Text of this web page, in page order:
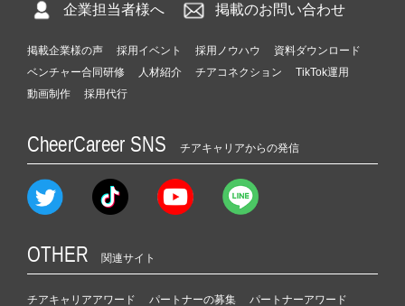
企業担当者様へ 掲載のお問い合わせ
掲載企業様の声 採用イベント 採用ノウハウ
資料ダウンロード
ベンチャー合同研修
人材紹介 チアコネクション
TikTok運用
動画制作
採用代行
CheerCareer SNS チアキャリアからの発信
OTHER 関連サイト
チアキャリアアワード パートナーの募集 パートナーアワード